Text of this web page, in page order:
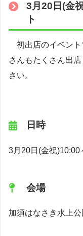
3月20日(金
ト
初出店のイベント
さんもたくさん出
さい。
日時
3月20日(金祝)10:00
会場
加須はなさき水上